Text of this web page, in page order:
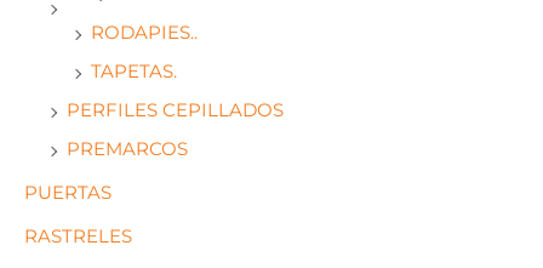
RODAPIES..
TAPETAS.
PERFILES CEPILLADOS
PREMARCOS
PUERTAS
RASTRELES